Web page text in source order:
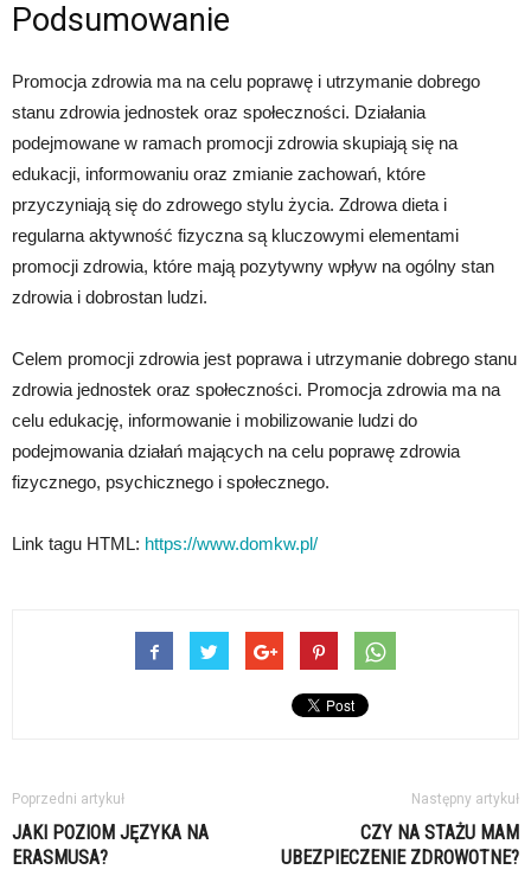
Podsumowanie
Promocja zdrowia ma na celu poprawę i utrzymanie dobrego
stanu zdrowia jednostek oraz społeczności. Działania
podejmowane w ramach promocji zdrowia skupiają się na
edukacji, informowaniu oraz zmianie zachowań, które
przyczyniają się do zdrowego stylu życia. Zdrowa dieta i
regularna aktywność fizyczna są kluczowymi elementami
promocji zdrowia, które mają pozytywny wpływ na ogólny stan
zdrowia i dobrostan ludzi.
Celem promocji zdrowia jest poprawa i utrzymanie dobrego stanu
zdrowia jednostek oraz społeczności. Promocja zdrowia ma na
celu edukację, informowanie i mobilizowanie ludzi do
podejmowania działań mających na celu poprawę zdrowia
fizycznego, psychicznego i społecznego.
Link tagu HTML: https://www.domkw.pl/
Poprzedni artykuł
JAKI POZIOM JĘZYKA NA
ERASMUSA?
Następny artykuł
CZY NA STAŻU MAM
UBEZPIECZENIE ZDROWOTNE?